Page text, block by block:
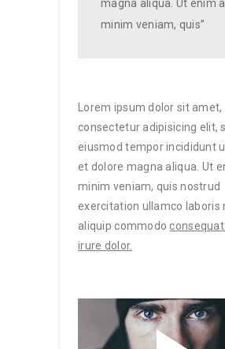
magna aliqua. Ut enim
minim veniam, quis”
Lorem ipsum dolor sit amet,
consectetur adipisicing elit,
eiusmod tempor incididunt
et dolore magna aliqua. Ut
minim veniam, quis nostrud
exercitation ullamco laboris
aliquip commodo
irure dolor.